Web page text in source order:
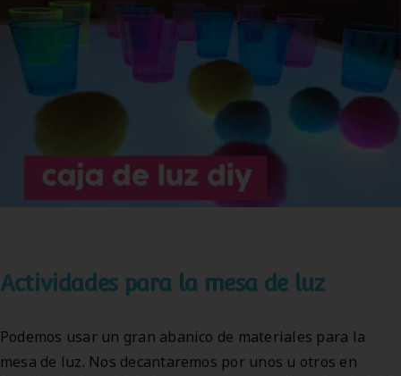
Actividades para la mesa de luz
Podemos usar un gran abanico de materiales para la
mesa de luz. Nos decantaremos por unos u otros en